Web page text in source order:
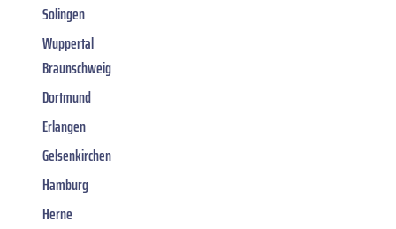
Solingen
Wuppertal
Braunschweig
Dortmund
Erlangen
Gelsenkirchen
Hamburg
Herne